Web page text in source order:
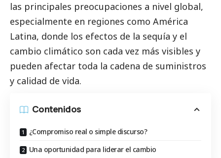
las principales preocupaciones a nivel global,
especialmente en regiones como América
Latina, donde los efectos de la sequía y el
cambio climático son cada vez más visibles y
pueden afectar toda la cadena de suministros
y calidad de vida.
Contenidos
¿Compromiso real o simple discurso?
Una oportunidad para liderar el cambio